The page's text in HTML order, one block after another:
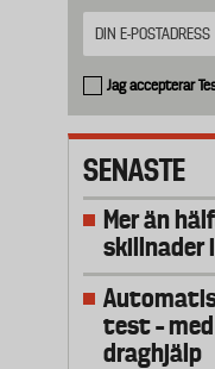
Jag accepterar
SENASTE
Mer än
skillnader
test –
draghjälp